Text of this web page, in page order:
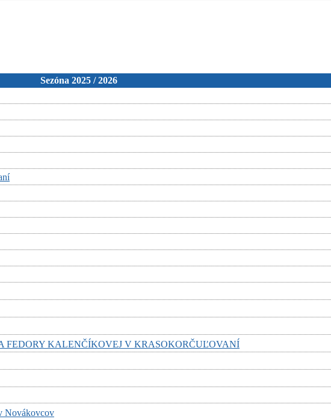
Sezóna 2025 / 2026
FEDORY KALENČÍKOVEJ V KRASOKORČUĽOVANÍ
Novákovcov